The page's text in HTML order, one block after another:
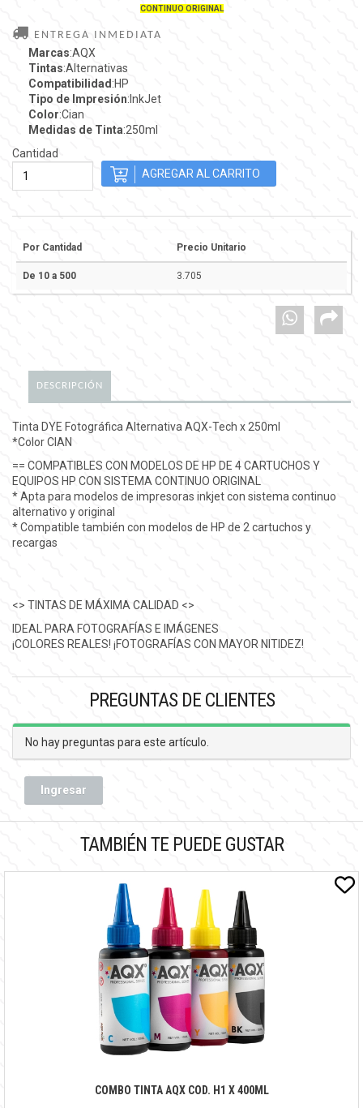
CONTINUO ORIGINAL
ENTREGA INMEDIATA
Marcas:AQX
Tintas:Alternativas
Compatibilidad :HP
Tipo de Impresión:InkJet
Color:Cian
Medidas de Tinta:250ml
Cantidad
Por Cantidad Precio Unitario
De 10 a 500 3.705
DESCRIPCIÓN
Tinta DYE Fotográfica Alternativa AQX-Tech x 250ml
*Color CIAN
== COMPATIBLES CON MODELOS DE HP DE 4 CARTUCHOS Y
EQUIPOS HP CON SISTEMA CONTINUO ORIGINAL
* Apta para modelos de impresoras inkjet con sistema continuo
alternativo y original
* Compatible también con modelos de HP de 2 cartuchos y
recargas
<> TINTAS DE MÁXIMA CALIDAD <>
IDEAL PARA FOTOGRAFÍAS E IMÁGENES
¡COLORES REALES! ¡FOTOGRAFÍAS CON MAYOR NITIDEZ!
PREGUNTAS DE CLIENTES
No hay preguntas para este artículo.
Ingresar
TAMBIÉN TE PUEDE GUSTAR
COMBO TINTA AQX COD. H1 X 400ML